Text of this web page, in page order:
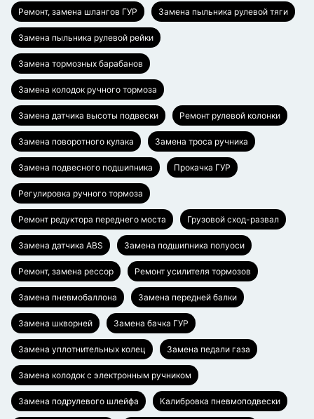
Ремонт, замена шлангов ГУР Замена пыльника рулевой тяги
Замена пыльника рулевой рейки
Замена тормозных барабанов
Замена колодок ручного тормоза
Замена датчика высоты подвески Ремонт рулевой колонки
Замена поворотного кулака Замена троса ручника
Замена подвесного подшипника Прокачка ГУР
Регулировка ручного тормоза
Ремонт редуктора переднего моста Грузовой сход-развал
Замена датчика ABS Замена подшипника полуоси
Ремонт, замена рессор Ремонт усилителя тормозов
Замена пневмобаллона Замена передней балки
Замена шкворней Замена бачка ГУР
Замена уплотнительных колец Замена педали газа
Замена колодок с электронным ручником
Замена подрулевого шлейфа Калибровка пневмоподвески